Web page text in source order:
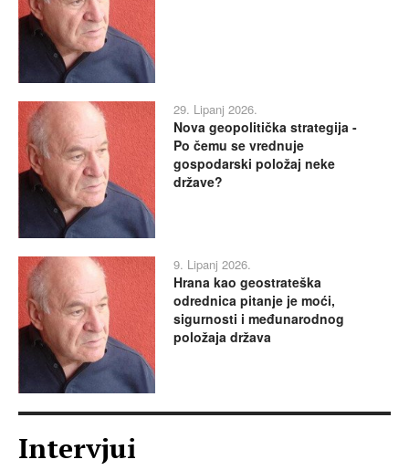
29. Lipanj 2026.
Nova geopolitička strategija -
Po čemu se vrednuje
gospodarski položaj neke
države?
9. Lipanj 2026.
Hrana kao geostrateška
odrednica pitanje je moći,
sigurnosti i međunarodnog
položaja država
Intervjui